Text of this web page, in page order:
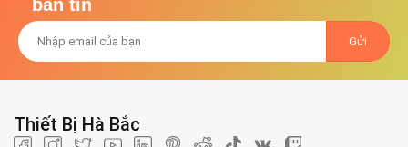
bản tin
Thiết Bị Hà Bắc